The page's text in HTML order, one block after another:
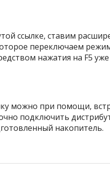
ссылке, ставим
переключаем
нажатия на F5
можно при помощи,
подключить
накопитель.